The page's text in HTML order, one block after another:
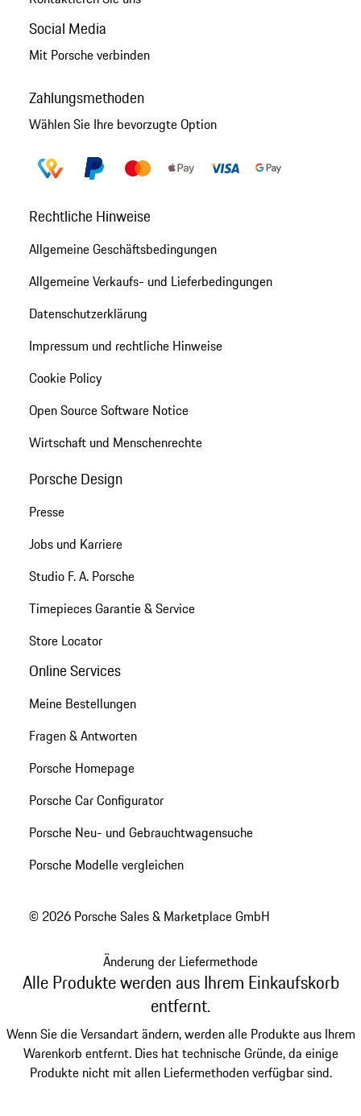
Social Media
Mit Porsche verbinden
Zahlungsmethoden
Wählen Sie Ihre bevorzugte Option
Rechtliche Hinweise
Allgemeine Geschäftsbedingungen
Allgemeine Verkaufs- und Lieferbedingungen
Datenschutzerklärung
Impressum und rechtliche Hinweise
Cookie Policy
Open Source Software Notice
Wirtschaft und Menschenrechte
Porsche Design
Presse
Jobs und Karriere
Studio F. A. Porsche
Timepieces Garantie & Service
Store Locator
Online Services
Meine Bestellungen
Fragen & Antworten
Porsche Homepage
Porsche Car Configurator
Porsche Neu- und Gebrauchtwagensuche
Porsche Modelle vergleichen
© 2026 Porsche Sales & Marketplace GmbH
Änderung der Liefermethode
Alle Produkte werden aus Ihrem Einkaufskorb
entfernt.
Wenn Sie die Versandart ändern, werden alle Produkte aus Ihrem
Warenkorb entfernt. Dies hat technische Gründe, da einige
Produkte nicht mit allen Liefermethoden verfügbar sind.